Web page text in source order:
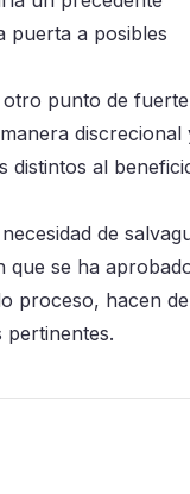
puerta a posibles
otro punto de
discrecional
distintos al
de
que se ha
proceso, hacen
pertinentes.